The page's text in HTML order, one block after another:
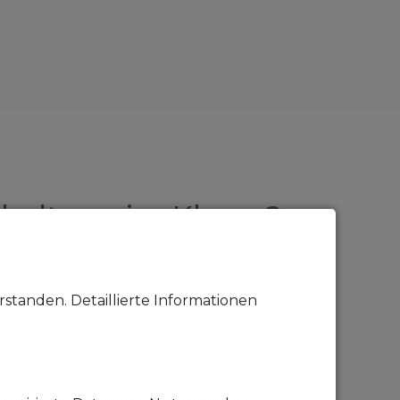
im Klaren?
die nur mit Geld zu
Detaillierte Informationen